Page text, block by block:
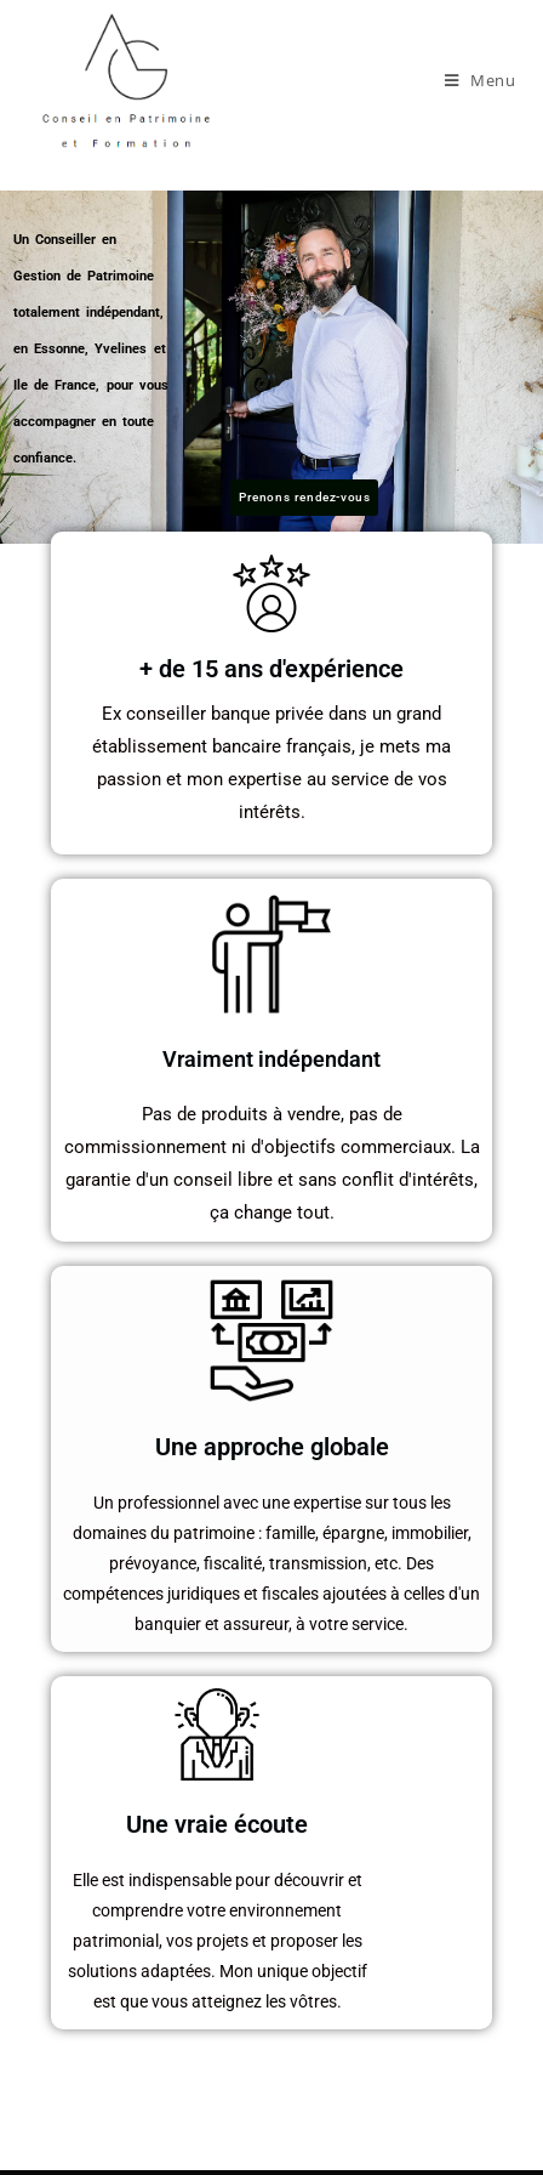
Menu
Un Conseiller en
Gestion de Patrimoine
totalement indépendant,
en Essonne, Yvelines et
Ile de France, pour vous
accompagner en toute
confiance.
Prenons rendez-vous
+ de 15 ans d'expérience
Ex conseiller banque privée dans un grand
établissement bancaire français, je mets ma
passion et mon expertise au service de vos
intérêts.
Vraiment indépendant
Pas de produits à vendre, pas de
commissionnement ni d'objectifs commerciaux. La
garantie d'un conseil libre et sans conflit d'intérêts,
ça change tout.
Une approche globale
Un professionnel avec une expertise sur tous les
domaines du patrimoine : famille, épargne, immobilier,
prévoyance, fiscalité, transmission, etc. Des
compétences juridiques et fiscales ajoutées à celles d'un
banquier et assureur, à votre service.
Une vraie écoute
Elle est indispensable pour découvrir et
comprendre votre environnement
patrimonial, vos projets et proposer les
solutions adaptées. Mon unique objectif
est que vous atteignez les vôtres.